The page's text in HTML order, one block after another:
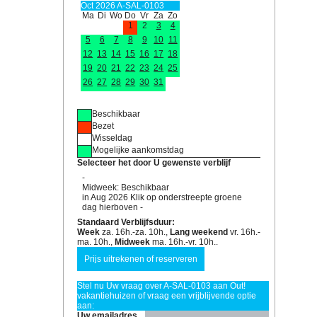
Oct 2026 A-SAL-0103
Ma Di Wo Do Vr Za Zo
1
2 3
4
5
6 7 8 9 10 11
12 13 14 15 16 17 18
19 20 21 22 23 24 25
26 27 28 29 30 31
Beschikbaar
Bezet
Wisseldag
Mogelijke aankomstdag
Selecteer het door U gewenste verblijf
-
Midweek: Beschikbaar
in Aug 2026 Klik op onderstreepte groene
dag hierboven -
Standaard Verblijfsduur:
Week za. 16h.-za. 10h., Lang weekend vr. 16h.-
ma. 10h., Midweek ma. 16h.-vr. 10h..
Stel nu Uw vraag over A-SAL-0103 aan Out!
vakantiehuizen of vraag een vrijblijvende optie
aan: